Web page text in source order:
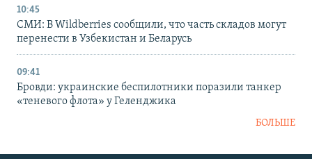
10:45
СМИ: В Wildberries сообщили, что часть складов могут
перенести в Узбекистан и Беларусь
09:41
Бровди: украинские беспилотники поразили танкер
«теневого флота» у Геленджика
БОЛЬШЕ